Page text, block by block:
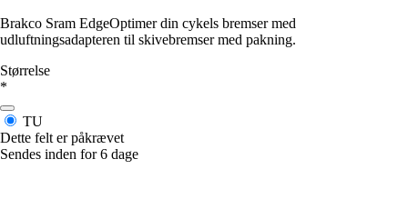
Brakco Sram EdgeOptimer din cykels bremser med
udluftningsadapteren til skivebremser med pakning.
Størrelse
*
TU
Dette felt er påkrævet
Sendes inden for 6 dage